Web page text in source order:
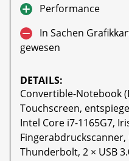
Performance
In Sachen
gewesen
DETAILS:
Convertible-Notebook
Touchscreen,
Intel Core i7-1165G7,
Thunderbolt, 2 × USB